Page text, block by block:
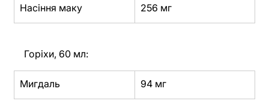
Насіння маку 256 мг
Горіхи, 60 мл:
Мигдаль 94 мг